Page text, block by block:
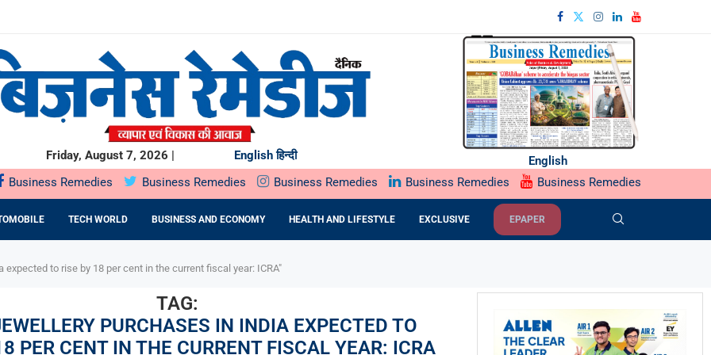
से ज्यादा भारतीय...
बचेंगे ₹40,000 करोड़;...
खरीदेगा...
Friday, August 7, 2026 | English हिन्दी
English
Business Remedies Business Remedies Business Remedies Business Remedies Business Remedies
TECH WORLD BUSINESS AND ECONOMY HEALTH AND LIFESTYLE EXCLUSIVE EPAPER
to rise by 18 per cent in the current fiscal year: ICRA"
TAG:
PURCHASES IN INDIA EXPECTED TO
PER CENT IN THE CURRENT FISCAL YEAR: ICRA